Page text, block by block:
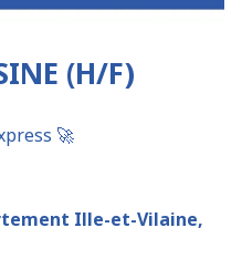
(H/F)
🚀
Ille-et-Vilaine,